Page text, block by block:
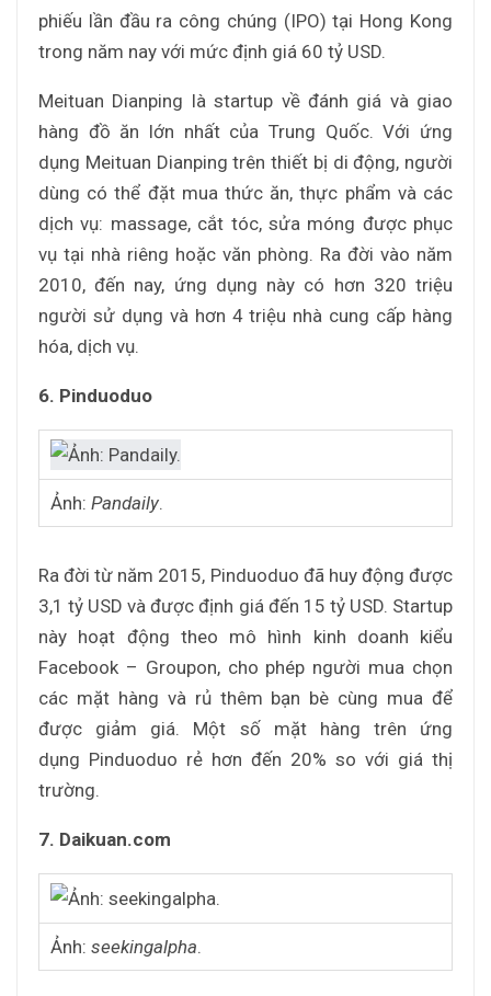
phiếu lần đầu ra công chúng (IPO) tại Hong Kong
trong năm nay với mức định giá 60 tỷ USD.
Meituan Dianping là startup về đánh giá và giao
hàng đồ ăn lớn nhất của Trung Quốc. Với ứng
dụng Meituan Dianping trên thiết bị di động, người
dùng có thể đặt mua thức ăn, thực phẩm và các
dịch vụ: massage, cắt tóc, sửa móng được phục
vụ tại nhà riêng hoặc văn phòng. Ra đời vào năm
2010, đến nay, ứng dụng này có hơn 320 triệu
người sử dụng và hơn 4 triệu nhà cung cấp hàng
hóa, dịch vụ.
6. Pinduoduo
Ảnh: Pandaily.
Ra đời từ năm 2015, Pinduoduo đã huy động được
3,1 tỷ USD và được định giá đến 15 tỷ USD. Startup
này hoạt động theo mô hình kinh doanh kiểu
Facebook – Groupon, cho phép người mua chọn
các mặt hàng và rủ thêm bạn bè cùng mua để
được giảm giá. Một số mặt hàng trên ứng
dụng Pinduoduo rẻ hơn đến 20% so với giá thị
trường.
7. Daikuan.com
Ảnh: seekingalpha.